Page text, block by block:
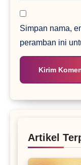
Simpan nama,
peramban ini
Artikel